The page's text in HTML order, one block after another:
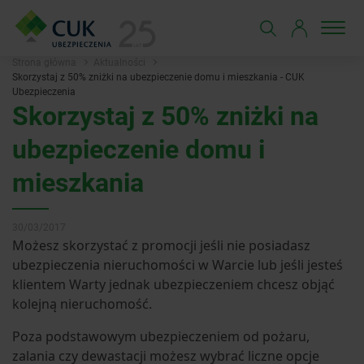
Skorzystaj z 50% zniżki na ubezpieczenie domu i mieszkania - CUK
Ubezpieczenia
Skorzystaj z 50% zniżki na
ubezpieczenie domu i
mieszkania
Możesz skorzystać z promocji jeśli nie posiadasz
ubezpieczenia nieruchomości w Warcie lub jeśli jesteś
klientem Warty jednak ubezpieczeniem chcesz objąć
kolejną nieruchomość.
Poza podstawowym ubezpieczeniem od pożaru,
zalania czy dewastacji możesz wybrać liczne opcje